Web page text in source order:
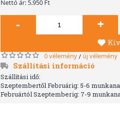
Nettó ár: 5.950 Ft
- +
0 vélemény/ új vélemény
Szállítási információ
Szállítási idő:
Szeptembertől Februárig: 5-6
Februártól Szeptemberig: 7-9